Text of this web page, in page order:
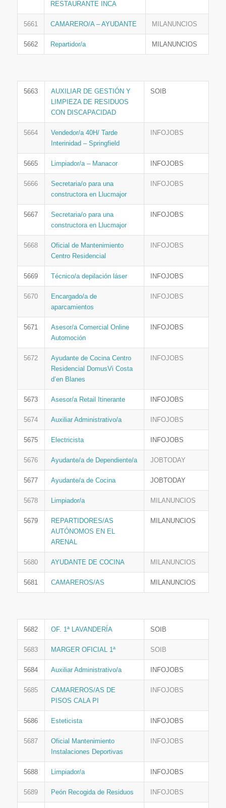
RESTAURANTE INCA
5661 CAMARERO/A – AYUDANTE MILANUNCIOS
5662 Repartidor/a MILANUNCIOS
5663
AUXILIAR DE GESTIÓN Y
LIMPIEZA DE RESIDUOS
CON DISCAPACIDAD
SOIB
5664
Vendedor/a 40H/ Tarde
Interinidad – Springfield
INFOJOBS
5665 Limpiador/a – Manacor INFOJOBS
5666
Secretaria/o para una
constructora en Llucmajor
INFOJOBS
5667
Secretaria/o para una
constructora en Llucmajor
INFOJOBS
5668
Oficial de Mantenimiento
Centro Residencial
INFOJOBS
5669 Técnico/a depilación láser INFOJOBS
5670
Encargado/a de
aparcamientos
INFOJOBS
5671
Asesor/a Comercial Online
Automoción
INFOJOBS
5672
Ayudante de Cocina Centro
Residencial DomusVi Costa
d’en Blanes
INFOJOBS
5673 Asesor/a Retail Itinerante INFOJOBS
5674 Auxiliar Administrativo/a INFOJOBS
5675 Electricista INFOJOBS
5676 Ayudante/a de Dependiente/a JOBTODAY
5677 Ayudante/a de Cocina JOBTODAY
5678 Limpiador/a MILANUNCIOS
5679
REPARTIDORES/AS
AUTÓNOMOS EN EL
ARENAL
MILANUNCIOS
5680 AYUDANTE DE COCINA MILANUNCIOS
5681 CAMAREROS/AS MILANUNCIOS
5682 OF. 1ª LAVANDERÍA SOIB
5683 MARGER OFICIAL 1ª SOIB
5684 Auxiliar Administrativo/a INFOJOBS
5685
CAMAREROS/AS DE
PISOS CALA PI
INFOJOBS
5686 Esteticista INFOJOBS
5687
Oficial Mantenimiento
Instalaciones Deportivas
INFOJOBS
5688 Limpiador/a INFOJOBS
5689 Peón Recogida de Residuos INFOJOBS